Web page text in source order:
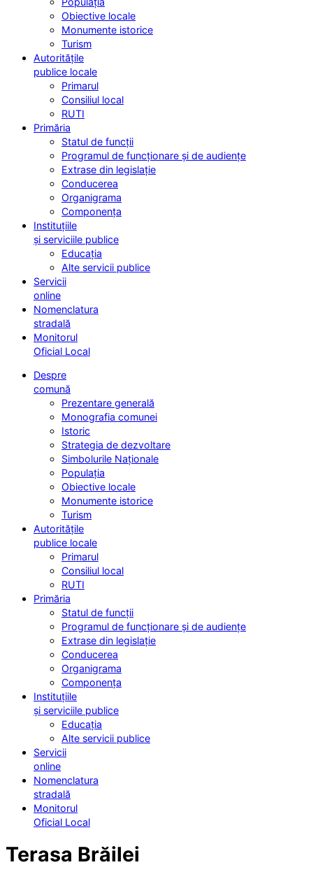
Obiective locale
Monumente istorice
Turism
Autoritățile
publice locale
Primarul
Consiliul local
RUTI
Primăria
Statul de funcții
Programul de funcționare și de audiențe
Extrase din legislație
Conducerea
Organigrama
Componența
Instituțiile
și serviciile publice
Educația
Alte servicii publice
Servicii
online
Nomenclatura
stradală
Monitorul
Oficial Local
Despre
comună
Prezentare generală
Monografia comunei
Istoric
Strategia de dezvoltare
Simbolurile Naționale
Populația
Obiective locale
Monumente istorice
Turism
Autoritățile
publice locale
Primarul
Consiliul local
RUTI
Primăria
Statul de funcții
Programul de funcționare și de audiențe
Extrase din legislație
Conducerea
Organigrama
Componența
Instituțiile
și serviciile publice
Educația
Alte servicii publice
Servicii
online
Nomenclatura
stradală
Monitorul
Oficial Local
Terasa Brăilei